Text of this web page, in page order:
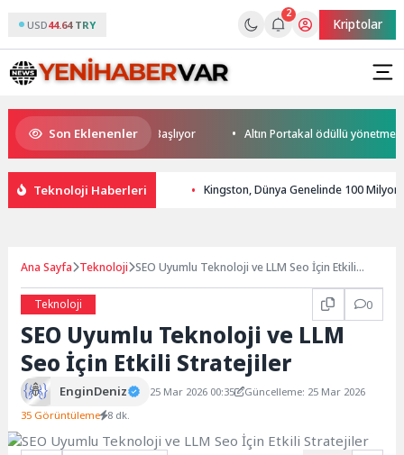
USD44.64 TRY
2
Kriptolar
Son Eklenenler
Heyecanı Paris’te Başlıyor Altın Portakal ödüllü yönetmen jüri
Teknoloji Haberleri Kingston, Dünya Genelinde 100 Milyon
Ana Sayfa Teknoloji SEO Uyumlu Teknoloji ve LLM Seo İçin Etkili
Teknoloji
0
SEO Uyumlu Teknoloji ve LLM
Seo İçin Etkili Stratejiler
EnginDeniz 25 Mar 2026 00:35
Güncelleme: 25 Mar 2026
35 Görüntüleme 8 dk.